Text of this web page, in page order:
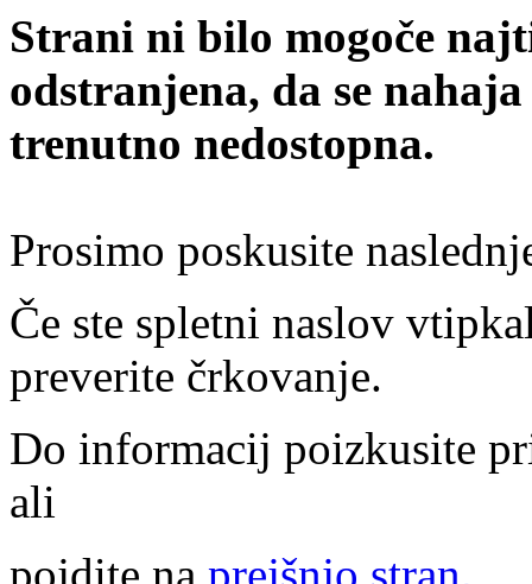
Strani ni bilo mogoče
odstranjena, da se
trenutno nedostopna.
Prosimo poskusite
Če ste spletni naslov
preverite črkovanje.
Do informacij poizkusite
ali